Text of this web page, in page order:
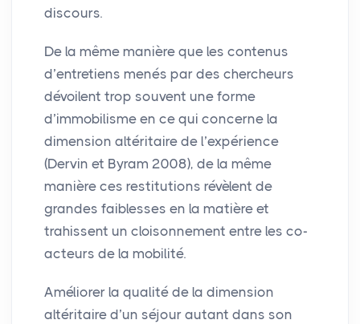
discours.
De la même manière que les contenus
d’entretiens menés par des chercheurs
dévoilent trop souvent une forme
d’immobilisme en ce qui concerne la
dimension altéritaire de l’expérience
(Dervin et Byram 2008), de la même
manière ces restitutions révèlent de
grandes faiblesses en la matière et
trahissent un cloisonnement entre les co-
acteurs de la mobilité.
Améliorer la qualité de la dimension
altéritaire d’un séjour autant dans son